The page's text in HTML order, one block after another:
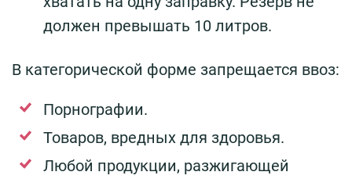
должен превышать 10 литров.
В категорической форме запрещается ввоз:
Порнографии.
Товаров, вредных для здоровья.
Любой продукции, разжигающей